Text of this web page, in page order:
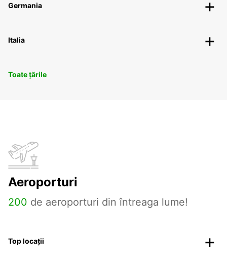
Germania
Italia
Toate țările
Aeroporturi
200 de aeroporturi din întreaga lume!
Top locații